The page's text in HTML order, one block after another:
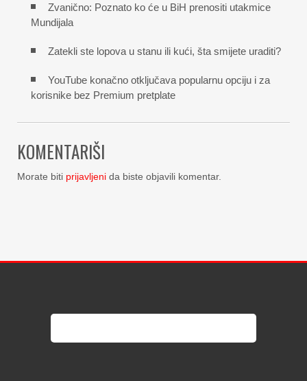
Zvanično: Poznato ko će u BiH prenositi utakmice
Mundijala
Zatekli ste lopova u stanu ili kući, šta smijete uraditi?
YouTube konačno otključava popularnu opciju i za
korisnike bez Premium pretplate
KOMENTARIŠI
Morate biti prijavljeni da biste objavili komentar.